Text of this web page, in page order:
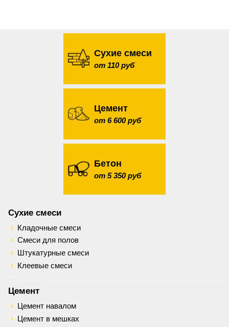
Сухие смеси
от 110 руб
Цемент
от 6 600 руб
Бетон
от 5 350 руб
Сухие смеси
Кладочные смеси
Смеси для полов
Штукатурные смеси
Клеевые смеси
Цемент
Цемент навалом
Цемент в мешках